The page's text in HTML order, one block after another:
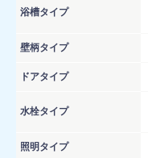
浴槽タイプ
壁柄タイプ
ドアタイプ
水栓タイプ
照明タイプ